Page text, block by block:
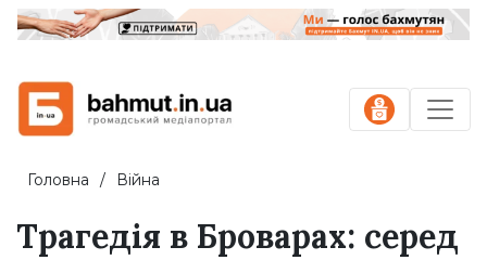
Головна Війна
Трагедія в Броварах: серед